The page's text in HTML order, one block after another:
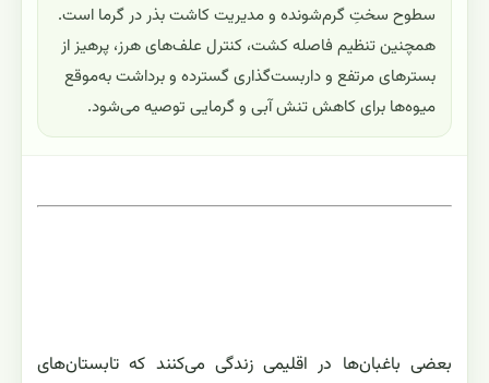
سطوح سختِ گرم‌شونده و مدیریت کاشت بذر در گرما است.
همچنین تنظیم فاصله کشت، کنترل علف‌های هرز، پرهیز از
بسترهای مرتفع و داربست‌گذاری گسترده و برداشت به‌موقع
میوه‌ها برای کاهش تنش آبی و گرمایی توصیه می‌شود.
بعضی باغبان‌ها در اقلیمی زندگی می‌کنند که تابستان‌های